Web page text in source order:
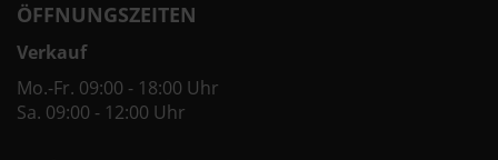
ÖFFNUNGSZEITEN
Verkauf
Mo.-Fr. 09:00 - 18:00 Uhr
Sa. 09:00 - 12:00 Uhr